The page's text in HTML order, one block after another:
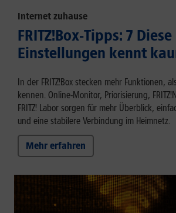
Internet zuhause
FRITZ!Box-Tipps: 7 Diese
Einstellungen kennt
In der FRITZ!Box stecken mehr Funktionen,
kennen. Online-Monitor, Priorisierung,
FRITZ! Labor sorgen für mehr Überblick,
und eine stabilere Verbindung im Heimnetz.
Mehr erfahren